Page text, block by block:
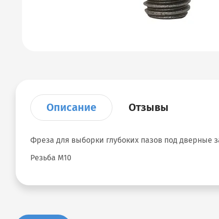
Описание Отзывы
Фреза для выборки глубоких пазов под дверные
Резьба М10